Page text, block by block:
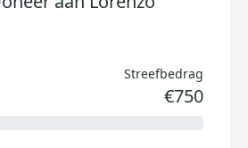
Streefbedrag
€750